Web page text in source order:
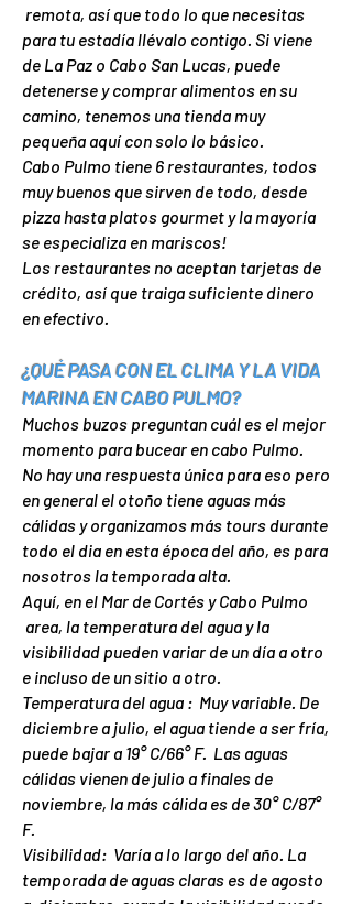
remota, así que todo lo que necesitas
para tu estadía llévalo contigo. Si viene
de La Paz o Cabo San Lucas, puede
detenerse y comprar alimentos en su
camino, tenemos una tienda muy
pequeña aquí con solo lo básico.
Cabo Pulmo tiene 6 restaurantes, todos
muy buenos que sirven de todo, desde
pizza hasta platos gourmet y la mayoría
se especializa en mariscos!
Los restaurantes no aceptan tarjetas de
crédito, así que traiga suficiente dinero
en efectivo.
¿QUÉ PASA CON EL CLIMA Y LA VIDA
MARINA EN CABO PULMO?
Muchos buzos preguntan cuál es el mejor
momento para bucear en cabo Pulmo.
No hay una respuesta única para eso pero
en general el otoño tiene aguas más
cálidas y organizamos más tours durante
todo el dia en esta época del año, es para
nosotros la temporada alta.
Aquí, en el Mar de Cortés y Cabo Pulmo
area, la temperatura del agua y la
visibilidad pueden variar de un día a otro
e incluso de un sitio a otro.
Temperatura del agua : Muy variable. De
diciembre a julio, el agua tiende a ser fría,
puede bajar a 19° C/66° F. Las aguas
cálidas vienen de julio a finales de
noviembre, la más cálida es de 30° C/87°
F.
Visibilidad: Varía a lo largo del año. La
temporada de aguas claras es de agosto